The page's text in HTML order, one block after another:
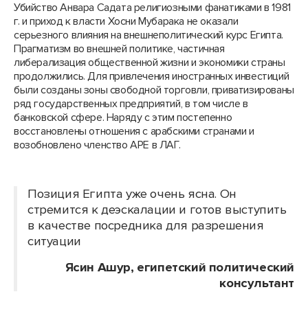
Убийство Анвара Садата религиозными фанатиками в 1981
г. и приход к власти Хосни Мубарака не оказали
серьезного влияния на внешнеполитический курс Египта.
Прагматизм во внешней политике, частичная
либерализация общественной жизни и экономики страны
продолжились. Для привлечения иностранных инвестиций
были созданы зоны свободной торговли, приватизированы
ряд государственных предприятий, в том числе в
банковской сфере. Наряду с этим постепенно
восстановлены отношения с арабскими странами и
возобновлено членство АРЕ в ЛАГ.
Позиция Египта уже очень ясна. Он
стремится к деэскалации и готов выступить
в качестве посредника для разрешения
ситуации
Ясин Ашур, египетский политический
консультант